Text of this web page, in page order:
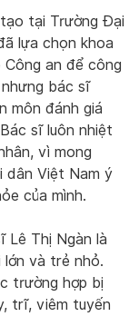
tại Trường Đại
lựa chọn khoa
Công an để công
bác sĩ
môn đánh giá
sĩ luôn nhiệt
vì mong
dân Việt Nam ý
của mình.
Lê Thị Ngàn là
lớn và trẻ nhỏ.
trường hợp bị
trĩ, viêm tuyến